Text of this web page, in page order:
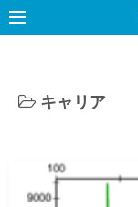
コ
ン
キャリア